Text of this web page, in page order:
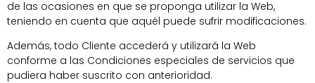
de las ocasiones en que se proponga utilizar la Web,
teniendo en cuenta que aquél puede sufrir modificaciones.
Además, todo Cliente accederá y utilizará la Web
conforme a las Condiciones especiales de servicios que
pudiera haber suscrito con anterioridad.